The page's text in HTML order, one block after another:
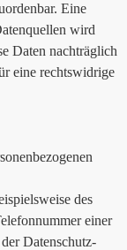
Eine
wird
Daten nachträglich
eine rechtswidrige
des
einer
Datenschutz-